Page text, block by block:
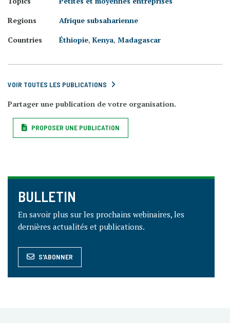
Regions
Afrique subsaharienne
Countries
Éthiopie, Kenya, Madagascar
VOIR TOUTES LES PUBLICATIONS
Partager une publication de votre organisation.
PROPOSER UNE PUBLICATION
BULLETIN
En savoir plus sur les prochains webinaires, les
dernières actualités et publications.
S'ABONNER